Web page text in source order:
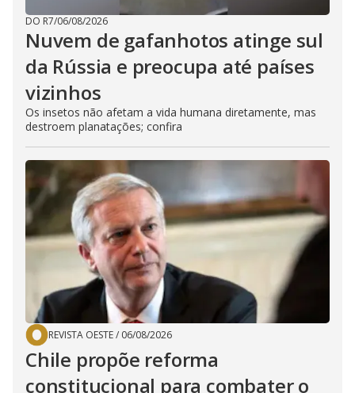
DO R7/06/08/2026
Nuvem de gafanhotos atinge sul
da Rússia e preocupa até países
vizinhos
Os insetos não afetam a vida humana diretamente, mas
destroem planatações; confira
REVISTA OESTE/ 06/08/2026
Chile propõe reforma
constitucional para combater o